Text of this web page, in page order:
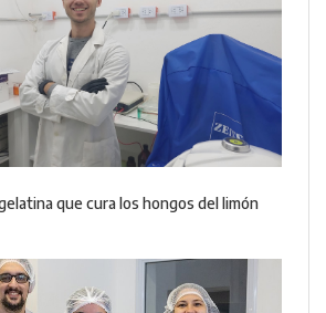
que cura los hongos del limón